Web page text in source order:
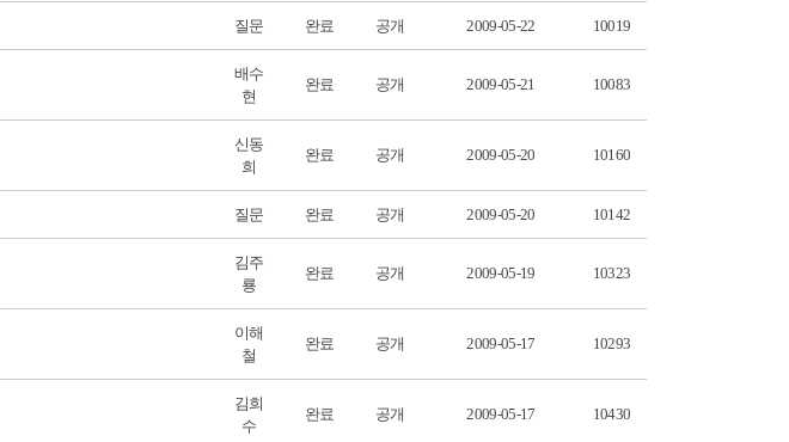
질문 완료 공개 2009-05-22 10019
배수
현
완료 공개 2009-05-21 10083
신동
희
완료 공개 2009-05-20 10160
질문 완료 공개 2009-05-20 10142
김주
룡
완료 공개 2009-05-19 10323
이해
철
완료 공개 2009-05-17 10293
김희
수
완료 공개 2009-05-17 10430